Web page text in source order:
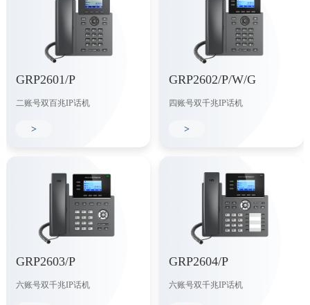
GRP2601/P
二账号双百兆IP话机
>
GRP2602/P/W/G
四账号双千兆IP话机
>
GRP2603/P
六账号双千兆IP话机
GRP2604/P
六账号双千兆IP话机